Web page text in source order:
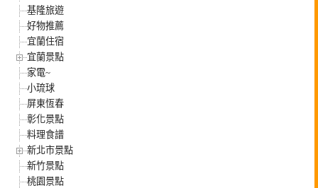
基隆旅遊
好物推薦
宜蘭住宿
宜蘭景點
家電~
小琉球
屏東恆春
彰化景點
料理食譜
新北市景點
新竹景點
桃園景點